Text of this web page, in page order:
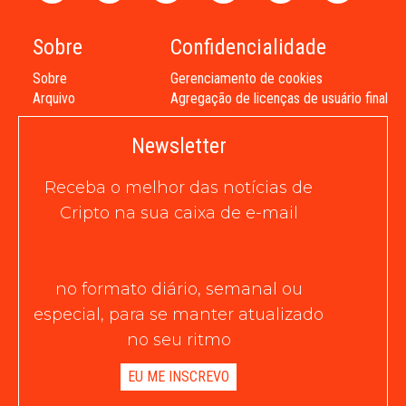
Sobre
Sobre
Arquivo
Confidencialidade
Gerenciamento de cookies
Agregação de licenças de usuário final
Newsletter
Receba o melhor das notícias de
Cripto na sua caixa de e-mail
no formato diário, semanal ou
especial, para se manter atualizado
no seu ritmo
EU ME INSCREVO